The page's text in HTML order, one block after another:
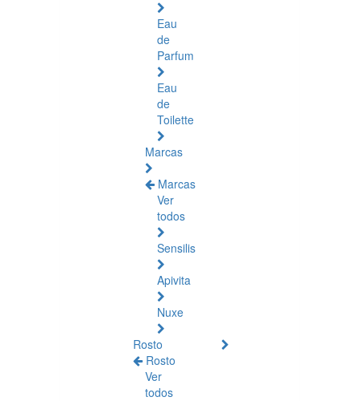
Eau
de
Parfum
Eau
de
Toilette
Marcas
Marcas
Ver
todos
Sensilis
Apivita
Nuxe
Rosto
Rosto
Ver
todos